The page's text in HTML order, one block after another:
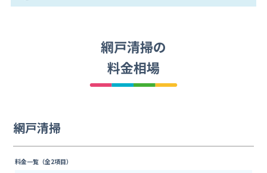
網戸清掃の
料金相場
網戸清掃
料金一覧（全2項目）